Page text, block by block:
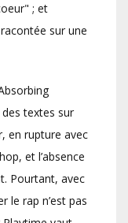
; et
sur une
textes sur
en rupture avec
et l’absence
Pourtant, avec
le rap n’est pas